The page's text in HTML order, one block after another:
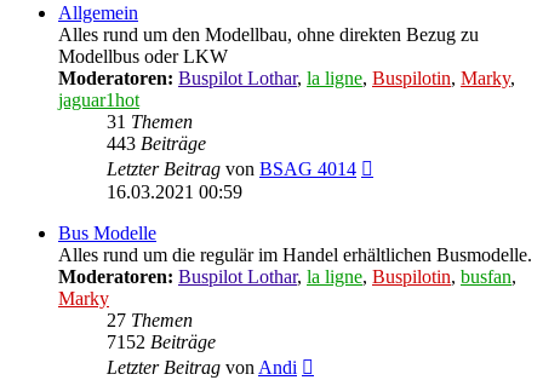
Allgemein
Alles rund um den Modellbau, ohne direkten Bezug zu
Modellbus oder LKW
Moderatoren: Buspilot Lothar, la ligne, Buspilotin, Marky,
jaguar1hot
31 Themen
443 Beiträge
Letzter Beitrag von BSAG 4014
16.03.2021 00:59
Bus Modelle
Alles rund um die regulär im Handel erhältlichen Busmodelle.
Moderatoren: Buspilot Lothar, la ligne, Buspilotin, busfan,
Marky
27 Themen
7152 Beiträge
Letzter Beitrag von Andi